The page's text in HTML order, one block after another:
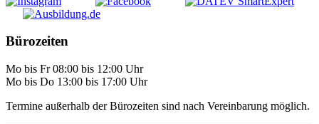
Bürozeiten
Mo bis Fr 08:00 bis 12:00 Uhr
Mo bis Do 13:00 bis 17:00 Uhr
Termine außerhalb der Bürozeiten sind nach Vereinbarung möglich.